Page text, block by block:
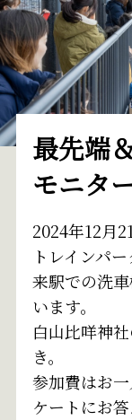
最先端
モニタ
2024年12月
トレインパ
来駅での洗
います。
白山比咩神
き。
参加費はお
ケートにお答